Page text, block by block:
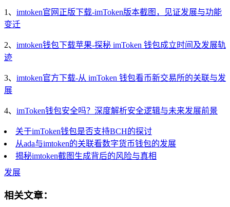
1、 imtoken官网正版下载-imToken版本截图，见证发展与功能
变迁
2、 imtoken钱包下载苹果-探秘 imToken 钱包成立时间及发展轨
迹
3、 imtoken官方下载-从 imToken 钱包看币新交易所的关联与发
展
4、 imToken钱包安全吗？深度解析安全逻辑与未来发展前景
关于imToken钱包是否支持BCH的探讨
从ada与imtoken的关联看数字货币钱包的发展
揭秘imtoken截图生成背后的风险与真相
发展
相关文章：